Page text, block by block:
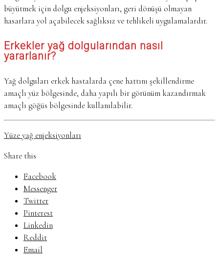
büyütmek için dolgu enjeksiyonları, geri dönüşü olmayan
hasarlara yol açabilecek sağlıksız ve tehlikeli uygulamalardır.
Erkekler yağ dolgularından nasıl
yararlanır?
Yağ dolguları erkek hastalarda çene hattını şekillendirme
amaçlı yüz bölgesinde, daha yapılı bir görünüm kazandırmak
amaçlı göğüs bölgesinde kullanılabilir.
Yüze yağ enjeksiyonları
Share this
Facebook
Messenger
Twitter
Pinterest
Linkedin
Reddit
Email